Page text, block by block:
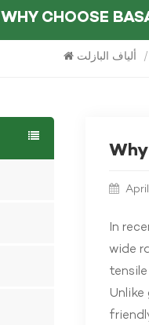
WHY CHOOSE
/ ألياف البازلت
In
wide